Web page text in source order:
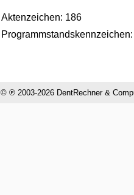
Aktenzeichen: 186
© ℗ 2003-2026 DentRechner &